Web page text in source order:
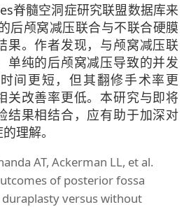
脊髓空洞症研究联盟数据库来
后颅窝减压联合与不联合硬膜
果。作者发现，与颅窝减压联
单纯的后颅窝减压导致的并发
间更短，但其翻修手术率更
关改善率更低。本研究与即将
结果相结合，应有助于加深对
理解。
AT, Ackerman LL, et al.
of posterior fossa
versus without